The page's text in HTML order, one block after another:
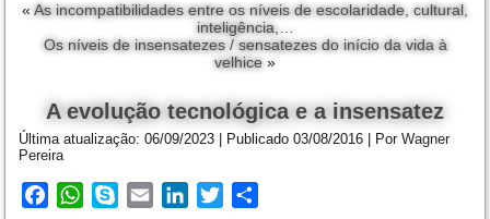
« As incompatibilidades entre os níveis de escolaridade, cultural,
inteligência,…
Os níveis de insensatezes / sensatezes do início da vida à
velhice »
A evolução tecnológica e a insensatez
Última atualização: 06/09/2023 Publicado 03/08/2016 Por Wagner
Pereira
FacebookWhatsApp
Skype Email LinkedInTwitter